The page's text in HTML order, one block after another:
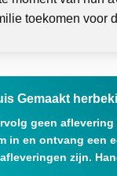
toekomen voor
Gemaakt
geen aflevering
in en ontvang een
afleveringen zijn.